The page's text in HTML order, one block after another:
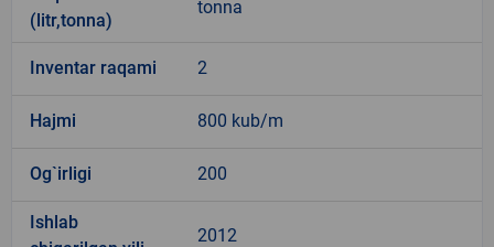
(litr,tonna)
tonna
Inventar raqami 2
Hajmi 800 kub/m
Og`irligi 200
Ishlab
2012